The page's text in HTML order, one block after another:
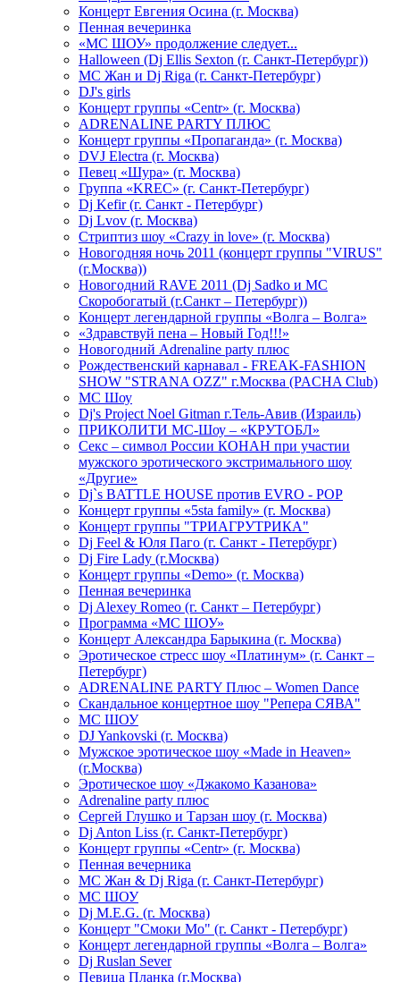
Концерт Евгения Осина (г. Москва)
Пенная вечеринка
«МС ШОУ» продолжение следует...
Halloween (Dj Ellis Sexton (г. Санкт-Петербург))
МС Жан и Dj Riga (г. Санкт-Петербург)
DJ's girls
Концерт группы «Centr» (г. Москва)
ADRENALINE PARTY ПЛЮС
Концерт группы «Пропаганда» (г. Москва)
DVJ Electra (г. Москва)
Певец «Шура» (г. Москва)
Группа «KREC» (г. Санкт-Петербург)
Dj Kefir (г. Санкт - Петербург)
Dj Lvov (г. Москва)
Стриптиз шоу «Crazy in love» (г. Москва)
Новогодняя ночь 2011 (концерт группы "VIRUS"
(г.Москва))
Новогодний RAVE 2011 (Dj Sadko и MC
Скоробогатый (г.Санкт – Петербург))
Концерт легендарной группы «Волга – Волга»
«Здравствуй пена – Новый Год!!!»
Новогодний Adrenaline party плюс
Рождественский карнавал - FREAK-FASHION
SHOW "STRANA OZZ" г.Москва (PACHA Club)
MC Шоу
Dj's Project Noel Gitman г.Тель-Авив (Израиль)
ПРИКОЛИТИ МС-Шоу – «КРУТОБЛ»
Секс – символ России КОНАН при участии
мужского эротического экстримального шоу
«Другие»
Dj`s BATTLE HOUSE против EVRO - POP
Концерт группы «5sta family» (г. Москва)
Концерт группы "ТРИАГРУТРИКА"
Dj Feel & Юля Паго (г. Санкт - Петербург)
Dj Fire Lady (г.Москва)
Концерт группы «Demo» (г. Москва)
Пенная вечеринка
Dj Alexey Romeo (г. Санкт – Петербург)
Программа «МС ШОУ»
Концерт Александра Барыкина (г. Москва)
Эротическое стресс шоу «Платинум» (г. Санкт –
Петербург)
ADRENALINE PARTY Плюс – Women Dance
Скандальное концертное шоу "Репера СЯВА"
МС ШОУ
DJ Yankovski (г. Москва)
Мужское эротическое шоу «Made in Heaven»
(г.Москва)
Эротическое шоу «Джакомо Казанова»
Adrenaline party плюс
Сергей Глушко и Тарзан шоу (г. Москва)
Dj Anton Liss (г. Санкт-Петербург)
Концерт группы «Centr» (г. Москва)
Пенная вечерника
МС Жан & Dj Riga (г. Санкт-Петербург)
МС ШОУ
Dj M.E.G. (г. Москва)
Концерт "Смоки Мо" (г. Санкт - Петербург)
Концерт легендарной группы «Волга – Волга»
Dj Ruslan Sever
Певица Планка (г.Москва)